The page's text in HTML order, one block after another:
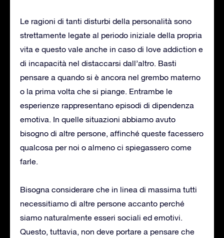
Le ragioni di tanti disturbi della personalità sono
strettamente legate al periodo iniziale della propria
vita e questo vale anche in caso di love addiction e
di incapacità nel distaccarsi dall’altro. Basti
pensare a quando si è ancora nel grembo materno
o la prima volta che si piange. Entrambe le
esperienze rappresentano episodi di dipendenza
emotiva. In quelle situazioni abbiamo avuto
bisogno di altre persone, affinché queste facessero
qualcosa per noi o almeno ci spiegassero come
farle.
Bisogna considerare che in linea di massima tutti
necessitiamo di altre persone accanto perché
siamo naturalmente esseri sociali ed emotivi.
Questo, tuttavia, non deve portare a pensare che